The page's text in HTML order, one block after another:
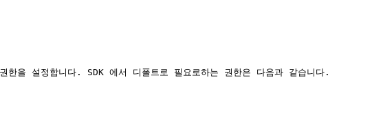
을 설정합니다. SDK 에서 디폴트로 필요로하는 권한은 다음과 같습니다.